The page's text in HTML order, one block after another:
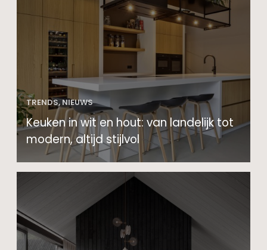
TRENDS, NIEUWS
Keuken in wit en hout: van landelijk tot
modern, altijd stijlvol